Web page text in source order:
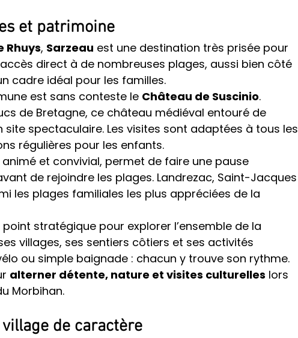
et patrimoine
Rhuys, Sarzeau est une destination très prisée pour
direct à de nombreuses plages, aussi bien côté
cadre idéal pour les familles.
est sans conteste le Château de Suscinio.
de Bretagne, ce château médiéval entouré de
spectaculaire. Les visites sont adaptées à tous les
régulières pour les enfants.
et convivial, permet de faire une pause
de rejoindre les plages. Landrezac, Saint-Jacques
les plages familiales les plus appréciées de la
stratégique pour explorer l’ensemble de la
villages, ses sentiers côtiers et ses activités
ou simple baignade : chacun y trouve son rythme.
alterner détente, nature et visites culturelles lors
Morbihan.
de caractère